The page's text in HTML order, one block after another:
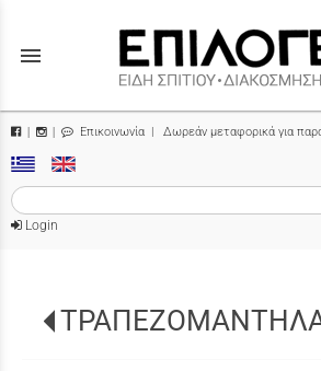
menu
| Επικοινωνία | Δωρεάν μεταφορικά για
Login